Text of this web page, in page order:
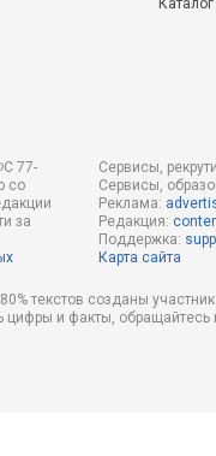
77-
со
за
Сервисы,
Сервисы,
Реклама:
Редакция:
Поддержка:
Карта сайта
текстов созданы
цифры и факты,